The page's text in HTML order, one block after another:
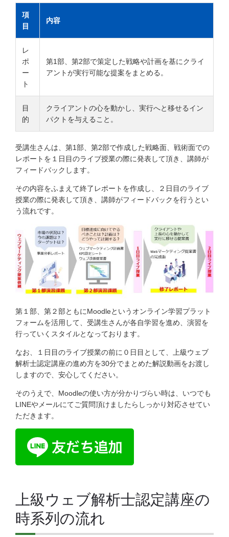
項
目
内容
レ
ポ
ー
ト
第1部、第2部で策定した戦略や計画を基にクライ
アントが実行可能な提案をまとめる。
目
的
クライアントの心を動かし、実行へと移せるイン
パクトを与えること。
受講生さんは、第1部、第2部で作成した戦略面、戦術面での
レポートを１日目のライブ授業の際に発表して頂き、講師が
フィードバックします。
その内容をふまえて終了レポートを作成し、２日目のライブ
授業の際に発表して頂き、講師がフィードバックを行うとい
う流れです。
第１部、第２部ともにMoodleというオンライン学習プラット
フォームを活用して、受講生さんが各自学習を進め、演習を
行っていくスタイルとなっております。
なお、１日目のライブ授業の前に０日目として、上級ウェブ
解析士認定講座の進め方を30分でまとめた解説動画をお渡し
しますので、安心してください。
そのうえで、Moodleの使い方が分かりづらい時は、いつでも
LINEやメールにてご質問頂けましたらしっかり対応させてい
ただきます。
上級ウェブ解析士認定講座の
時系列の流れ